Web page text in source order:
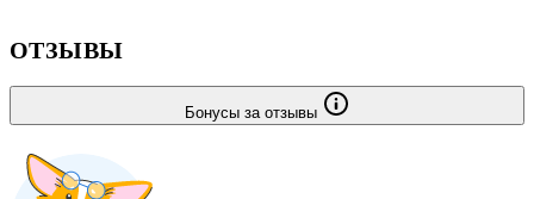
ОТЗЫВЫ
Бонусы за отзывы